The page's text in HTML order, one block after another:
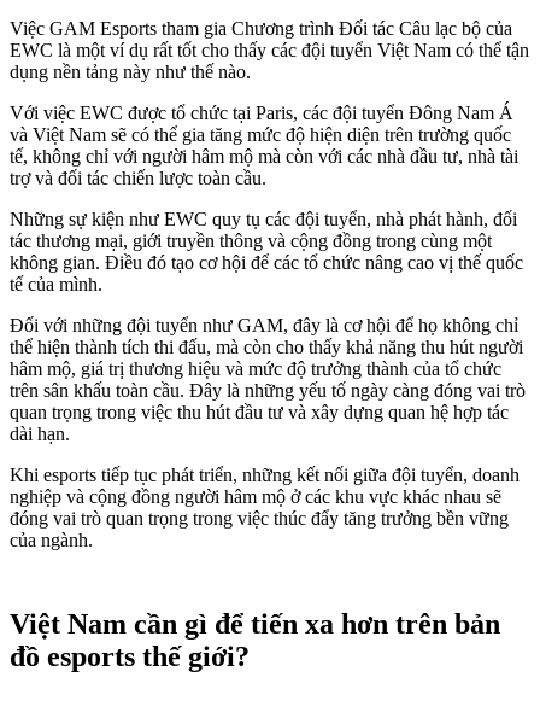
Việc GAM Esports tham gia Chương trình Đối tác Câu lạc bộ của
EWC là một ví dụ rất tốt cho thấy các đội tuyển Việt Nam có thể tận
dụng nền tảng này như thế nào.
Với việc EWC được tổ chức tại Paris, các đội tuyển Đông Nam Á
và Việt Nam sẽ có thể gia tăng mức độ hiện diện trên trường quốc
tế, không chỉ với người hâm mộ mà còn với các nhà đầu tư, nhà tài
trợ và đối tác chiến lược toàn cầu.
Những sự kiện như EWC quy tụ các đội tuyển, nhà phát hành, đối
tác thương mại, giới truyền thông và cộng đồng trong cùng một
không gian. Điều đó tạo cơ hội để các tổ chức nâng cao vị thế quốc
tế của mình.
Đối với những đội tuyển như GAM, đây là cơ hội để họ không chỉ
thể hiện thành tích thi đấu, mà còn cho thấy khả năng thu hút người
hâm mộ, giá trị thương hiệu và mức độ trưởng thành của tổ chức
trên sân khấu toàn cầu. Đây là những yếu tố ngày càng đóng vai trò
quan trọng trong việc thu hút đầu tư và xây dựng quan hệ hợp tác
dài hạn.
Khi esports tiếp tục phát triển, những kết nối giữa đội tuyển, doanh
nghiệp và cộng đồng người hâm mộ ở các khu vực khác nhau sẽ
đóng vai trò quan trọng trong việc thúc đẩy tăng trưởng bền vững
của ngành.
Việt Nam cần gì để tiến xa hơn trên bản
đồ esports thế giới?